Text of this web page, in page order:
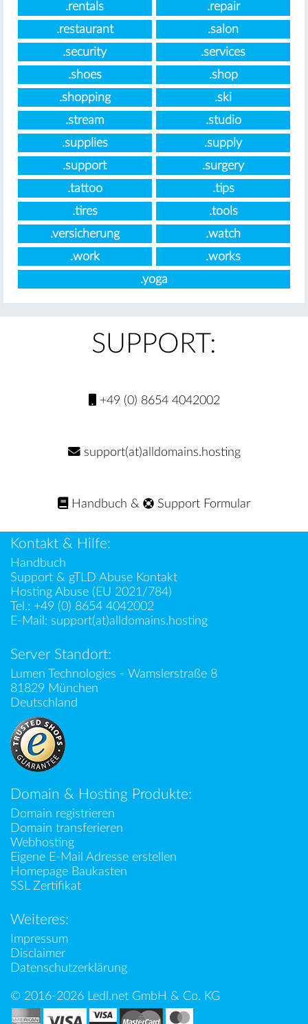
.rentals
.repair
.restaurant
.salon
.security
.services
.shoes
.shop
.shopping
.ski
.stream
.studio
.supplies
.supply
.support
.surgery
.tattoo
.tips
.tires
.tools
.versicherung
.watch
.work
.works
.yoga
SUPPORT:
+49 (0) 8654 4042002
support(at)alldomains.hosting
Handbuch & Support Formular
Kontakt & Hilfe:
Handbuch
Support & gTLD Abuse Kontakt
Hosting Abuse (EU 2021/784)
Tel.: +49 (0) 8654 4042002
E-Mail: support(at)alldomains.hosting
Server Standort:
Lumen Technologies - Wamslerstraße 8
81829 München
Deutschland
Domain & Hosting Produkte:
Domain registrieren
Domain transferieren
Webhosting
Eigene E-Mail Adresse erstellen
Homepage Baukasten
SSL Zertifikat
Weiteres:
Impressum
Disclaimer
Datenschutzerklärung
© 2016-2026 Ledl.net GmbH & Co. KG